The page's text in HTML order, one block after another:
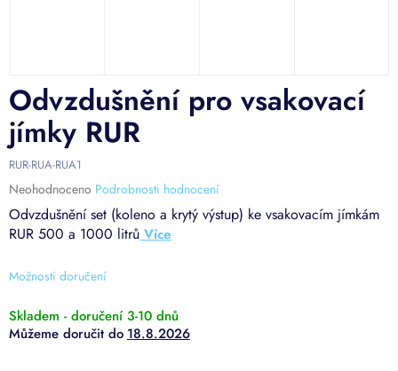
Možnosti doručení
Odvzdušnění set (koleno a krytý výstup) ke vsakovacím jímkám
RUR 500 a 1000 litrů
Odvzdušnění pro vsakovací
jímky RUR
RUR-RUA-RUA1
Průměrné
hodnocení
produktu
je
z
hvězdiček.
Neohodnoceno Podrobnosti hodnocení
Skladem - doručení 3-10 dnů
18.8.2026